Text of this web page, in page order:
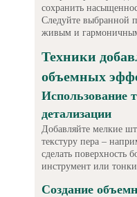
сохранить
Следуйте выбранной
живым и
Техники
объемных
Использование
детализации
Добавляйте мелкие
текстуру пера –
сделать
инструмент или
Создание